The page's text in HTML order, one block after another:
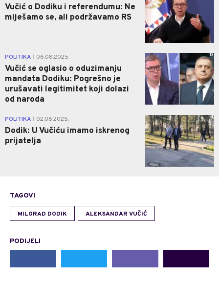
Vučić o Dodiku i referendumu: Ne
miješamo se, ali podržavamo RS
POLITIKA 06.08.2025.
Vučić se oglasio o oduzimanju
mandata Dodiku: Pogrešno je
urušavati legitimitet koji dolazi
od naroda
0
POLITIKA 02.08.2025.
Dodik: U Vučiću imamo iskrenog
prijatelja
4
TAGOVI
MILORAD DODIK ALEKSANDAR VUČIĆ
PODIJELI